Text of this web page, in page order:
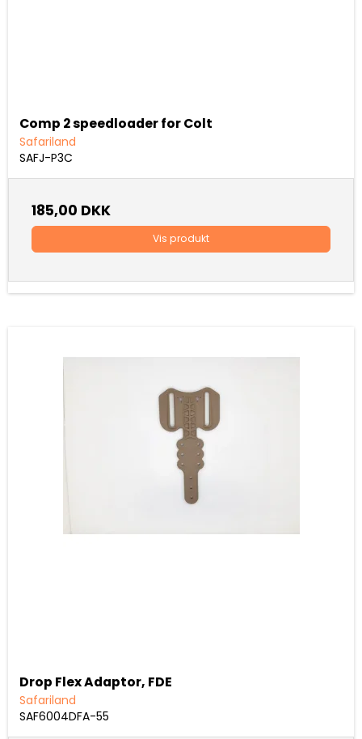
Comp 2 speedloader for Colt
Safariland
SAFJ-P3C
185,00 DKK
Vis produkt
Drop Flex Adaptor, FDE
Safariland
SAF6004DFA-55